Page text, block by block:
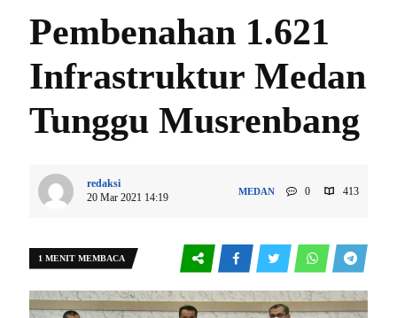
Pembenahan 1.621
Infrastruktur Medan
Tunggu Musrenbang
redaksi
20 Mar 2021 14:19
MEDAN 0 413
1 MENIT MEMBACA